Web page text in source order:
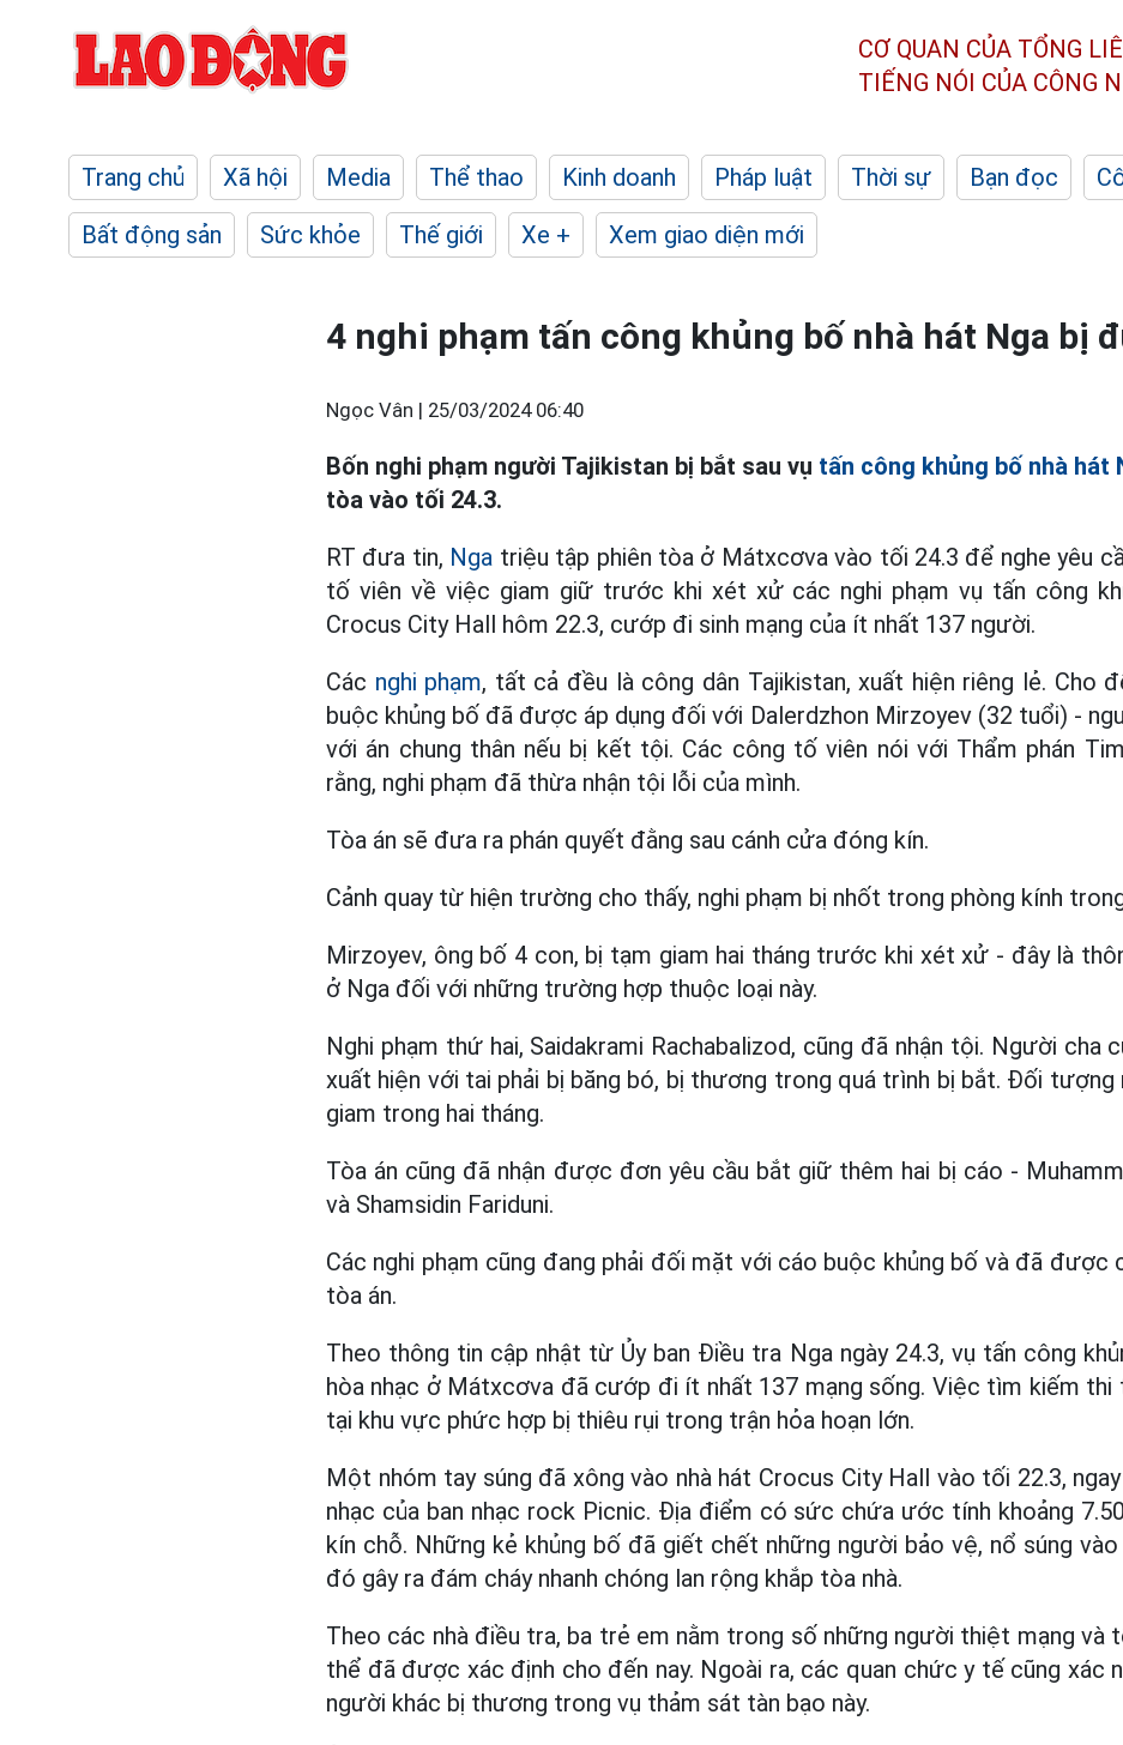
CƠ QUAN CỦA TỔNG
TIẾNG NÓI CỦA CÔNG
Trang chủ Xã hội Media Thể thao Kinh doanh Pháp luật Thời sự Bạn đọc
Bất động sản
Sức khỏe Thế giới Xe + Xem giao diện mới
4 nghi phạm tấn công khủng bố nhà hát Nga bị
Ngọc Vân | 25/03/2024 06:40
Bốn nghi phạm người Tajikistan bị bắt sau vụ tấn công khủng bố nhà hát
tòa vào tối 24.3.
RT đưa tin, Nga triệu tập phiên tòa ở Mátxcơva vào tối 24.3 để nghe yêu
tố viên về việc giam giữ trước khi xét xử các nghi phạm vụ tấn công
Crocus City Hall hôm 22.3, cướp đi sinh mạng của ít nhất 137 người.
Các nghi phạm, tất cả đều là công dân Tajikistan, xuất hiện riêng lẻ. Cho
buộc khủng bố đã được áp dụng đối với Dalerdzhon Mirzoyev (32 tuổi) -
với án chung thân nếu bị kết tội. Các công tố viên nói với Thẩm phán
rằng, nghi phạm đã thừa nhận tội lỗi của mình.
Tòa án sẽ đưa ra phán quyết đằng sau cánh cửa đóng kín.
Cảnh quay từ hiện trường cho thấy, nghi phạm bị nhốt trong phòng kính
Mirzoyev, ông bố 4 con, bị tạm giam hai tháng trước khi xét xử - đây là
ở Nga đối với những trường hợp thuộc loại này.
Nghi phạm thứ hai, Saidakrami Rachabalizod, cũng đã nhận tội. Người cha
xuất hiện với tai phải bị băng bó, bị thương trong quá trình bị bắt. Đối tượng
giam trong hai tháng.
Tòa án cũng đã nhận được đơn yêu cầu bắt giữ thêm hai bị cáo -
và Shamsidin Fariduni.
Các nghi phạm cũng đang phải đối mặt với cáo buộc khủng bố và đã được
tòa án.
Theo thông tin cập nhật từ Ủy ban Điều tra Nga ngày 24.3, vụ tấn công
hòa nhạc ở Mátxcơva đã cướp đi ít nhất 137 mạng sống. Việc tìm kiếm thi
tại khu vực phức hợp bị thiêu rụi trong trận hỏa hoạn lớn.
Một nhóm tay súng đã xông vào nhà hát Crocus City Hall vào tối 22.3,
nhạc của ban nhạc rock Picnic. Địa điểm có sức chứa ước tính khoảng
kín chỗ. Những kẻ khủng bố đã giết chết những người bảo vệ, nổ súng vào
đó gây ra đám cháy nhanh chóng lan rộng khắp tòa nhà.
Theo các nhà điều tra, ba trẻ em nằm trong số những người thiệt mạng và
thể đã được xác định cho đến nay. Ngoài ra, các quan chức y tế cũng xác
người khác bị thương trong vụ thảm sát tàn bạo này.